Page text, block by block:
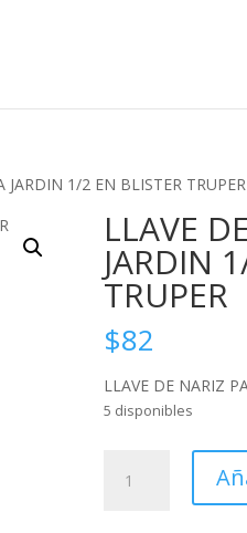
JARDIN 1/2 EN BLISTER TRUPER
LLAVE
JARDIN
TRUPER
$82
LLAVE DE NARIZ
5 disponibles